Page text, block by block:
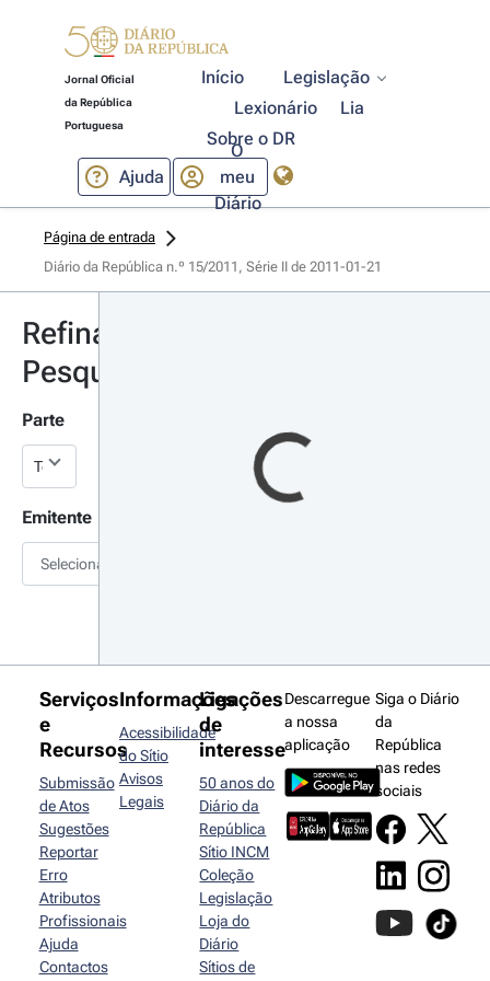
Jornal Oficial
da República
Portuguesa
Início
Legislação
Lexionário
Lia
Sobre o DR
Ajuda
O
meu
Diário
Página de entrada
Diário da República n.º 15/2011, Série II de 2011-01-21
Refinar
Pesquisa
Parte
Emitente
Selecionar
Serviços
e
Recursos
Submissão
de Atos
Sugestões
Reportar
Erro
Atributos
Profissionais
Ajuda
Contactos
Informações
Acessibilidade
do Sítio
Avisos
Legais
Ligações
de
interesse
50 anos do
Diário da
República
Sítio INCM
Coleção
Legislação
Loja do
Diário
Sítios de
Descarregue
a nossa
aplicação
Siga o Diário
da
República
nas redes
sociais